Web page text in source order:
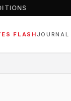
FLASH JOURNAL